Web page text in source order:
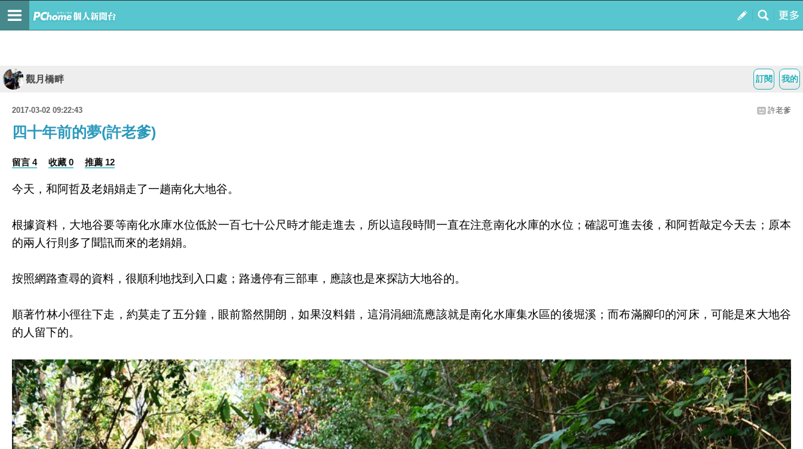
我的
訂閱
觀月橋畔
2017-03-02 09:22:43 許老爹
四十年前的夢(許老爹)
留言 4 收藏 0 推薦 12
今天，和阿哲及老娟娟走了一趟南化大地谷。
根據資料，大地谷要等南化水庫水位低於一百七十公尺時才能走進去，所以這段時間一直在注意南化水庫的水位；確認可進去後，和阿哲敲定今天去；原本
的兩人行則多了聞訊而來的老娟娟。
按照網路查尋的資料，很順利地找到入口處；路邊停有三部車，應該也是來探訪大地谷的。
順著竹林小徑往下走，約莫走了五分鐘，眼前豁然開朗，如果沒料錯，這涓涓細流應該就是南化水庫集水區的後堀溪；而布滿腳印的河床，可能是來大地谷
的人留下的。